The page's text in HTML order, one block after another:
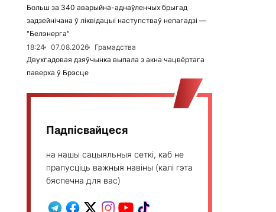
Больш за 340 аварыйна-аднаўленчых брыгад
задзейнічана ў ліквідацыі наступстваў непагадзі —
"Белэнерга"
18:24
07.08.2026
Грамадства
Двухгадовая дзяўчынка выпала з акна чацвёртага
паверха ў Брэсце
Падпісвайцеся
на нашы сацыяльныя сеткі, каб не
прапусціць важныя навіны (калі гэта
бяспечна для вас)